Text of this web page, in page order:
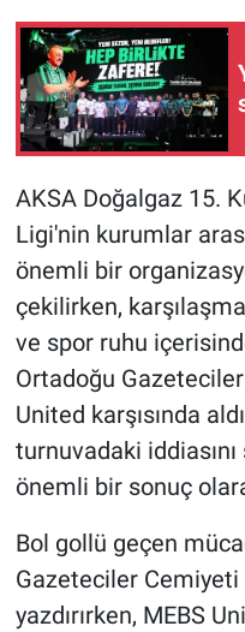
AKSA Doğalgaz 15.
Ligi'nin kurumlar
önemli bir
çekilirken,
ve spor ruhu
Ortadoğu
United karşısında
turnuvadaki
önemli bir sonuç
Bol gollü geçen
Gazeteciler Cemiyeti
yazdırırken, MEBS